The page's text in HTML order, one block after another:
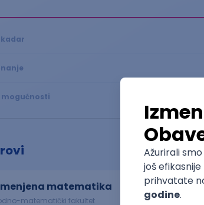
matematika
matematički fakultet